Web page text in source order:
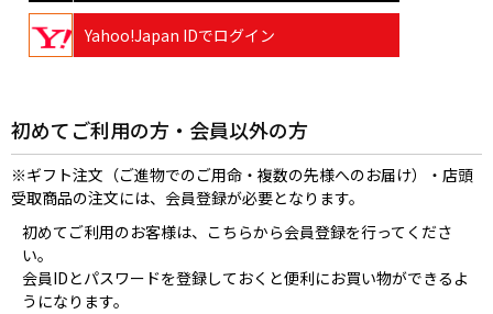
Yahoo!Japan IDでログイン
初めてご利用の方・会員以外の方
※ギフト注文（ご進物でのご用命・複数の先様へのお届け）・店頭
受取商品の注文には、会員登録が必要となります。
初めてご利用のお客様は、こちらから会員登録を行ってくださ
い。
会員IDとパスワードを登録しておくと便利にお買い物ができるよ
うになります。